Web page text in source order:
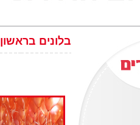
בלונים בראשון